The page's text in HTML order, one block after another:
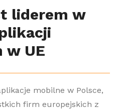
liderem w
w UE
mobilne w Polsce,
firm europejskich z